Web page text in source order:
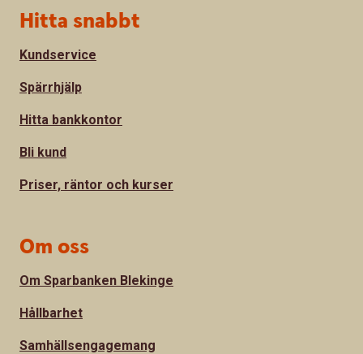
Sidfot
Hitta snabbt
Kundservice
Spärrhjälp
Hitta bankkontor
Bli kund
Priser, räntor och kurser
Om oss
Om Sparbanken Blekinge
Hållbarhet
Samhällsengagemang